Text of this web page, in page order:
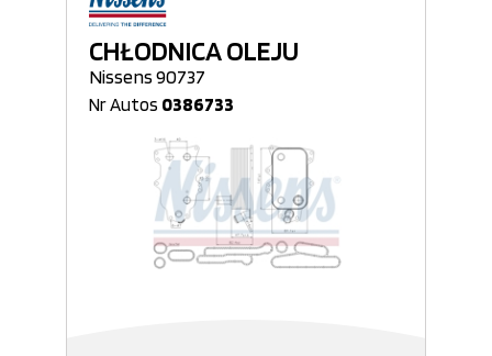
CHŁODNICA OLEJU
Nissens 90737
Nr Autos 0386733